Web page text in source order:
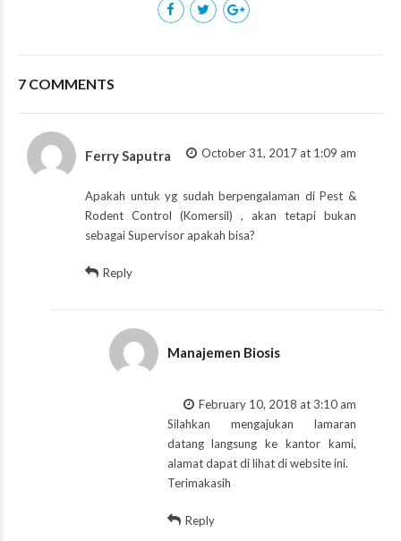
7 COMMENTS
Ferry Saputra October 31, 2017 at 1:09 am
Apakah untuk yg sudah berpengalaman di Pest &
Rodent Control (Komersil) , akan tetapi bukan
sebagai Supervisor apakah bisa?
Reply
Manajemen Biosis
February 10, 2018 at 3:10 am
Silahkan mengajukan lamaran
datang langsung ke kantor kami,
alamat dapat di lihat di website ini.
Terimakasih
Reply